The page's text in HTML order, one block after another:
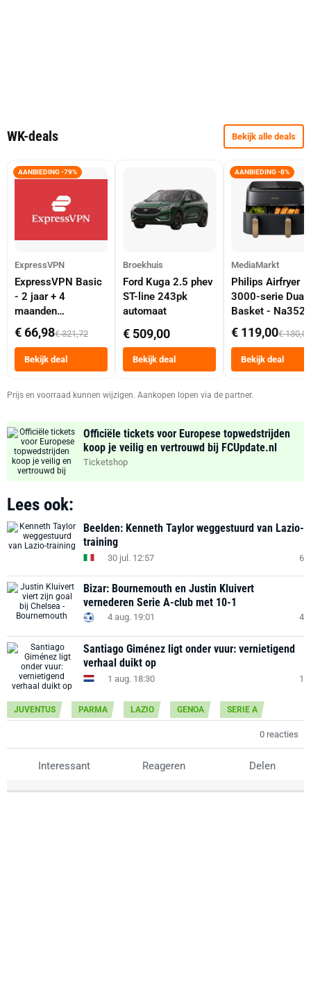
WK-deals Bekijk alle deals
AANBIEDING -79%
ExpressVPN
ExpressVPN Basic
- 2 jaar + 4
maanden
abonnement
€ 66,98€ 321,72
Bekijk deal
Broekhuis
Ford Kuga 2.5 phev
ST-line 243pk
automaat
€ 509,00
Bekijk deal
AANBIEDING -8%
MediaMarkt
Philips Airfryer
3000-serie Dual
Basket -
Dubbele Mand 9
Tot 6 Personen
Heteluchtfriteuse
Zwart
€ 119,00€ 130,00
Bekijk deal
Prijs en voorraad kunnen wijzigen. Aankopen lopen via de partner.
Officiële tickets voor Europese topwedstrijden
koop je veilig en vertrouwd bij FCUpdate.nl
Ticketshop
Lees ook:
Beelden: Kenneth Taylor weggestuurd van Lazio-
training
30 jul. 12:57 6
Bizar: Bournemouth en Justin Kluivert
vernederen Serie A-club met 10-1
4 aug. 19:01 4
Santiago Giménez ligt onder vuur: vernietigend
verhaal duikt op
1 aug. 18:30 1
JUVENTUS PARMA LAZIO GENOA SERIE A
0 reacties
Interessant Reageren Delen